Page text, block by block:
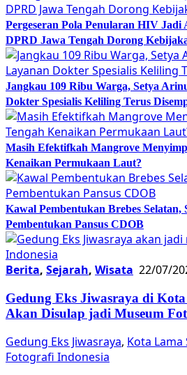
Pergeseran Pola Penularan HIV
DPRD Jawa Tengah Dorong
Jangkau 109 Ribu Warga, Setya
Dokter Spesialis Keliling Terus
Masih Efektifkah Mangrove
Kenaikan Permukaan Laut?
Kawal Pembentukan Brebes Selatan,
Pembentukan Pansus CDOB
Berita, Sejarah, Wisata 22/07/
Gedung Eks Jiwasraya di
Akan Disulap jadi Museum
Gedung Eks Jiwasraya, Kota Lama
Fotografi Indonesia